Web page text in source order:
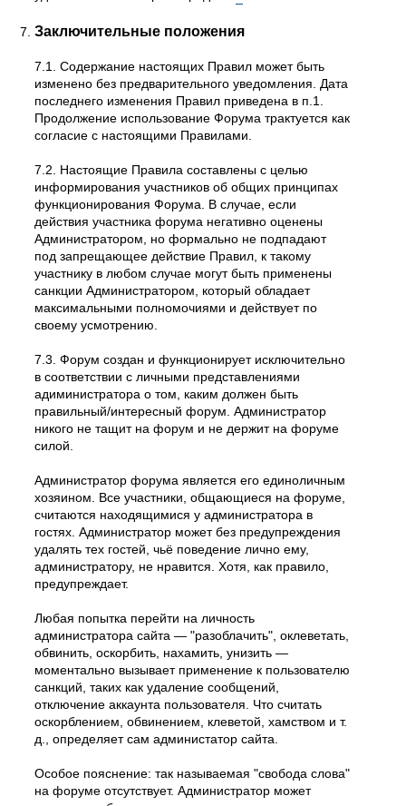
Заключительные положения
7.1. Содержание настоящих Правил может быть
изменено без предварительного уведомления. Дата
последнего изменения Правил приведена в п.1.
Продолжение использование Форума трактуется как
согласие с настоящими Правилами.
7.2. Настоящие Правила составлены с целью
информирования участников об общих принципах
функционирования Форума. В случае, если
действия участника форума негативно оценены
Администратором, но формально не подпадают
под запрещающее действие Правил, к такому
участнику в любом случае могут быть применены
санкции Администратором, который обладает
максимальными полномочиями и действует по
своему усмотрению.
7.3. Форум создан и функционирует исключительно
в соответствии с личными представлениями
адиминистратора о том, каким должен быть
правильный/интересный форум. Администратор
никого не тащит на форум и не держит на форуме
силой.
Администратор форума является его единоличным
хозяином. Все участники, общающиеся на форуме,
считаются находящимися у администратора в
гостях. Администратор может без предупреждения
удалять тех гостей, чьё поведение лично ему,
администратору, не нравится. Хотя, как правило,
предупреждает.
Любая попытка перейти на личность
администратора сайта — "разоблачить", оклеветать,
обвинить, оскорбить, нахамить, унизить —
моментально вызывает применение к пользователю
санкций, таких как удаление сообщений,
отключение аккаунта пользователя. Что считать
оскорблением, обвинением, клеветой, хамством и т.
д., определяет сам администатор сайта.
Особое пояснение: так называемая "свобода слова"
на форуме отсутствует. Администратор может